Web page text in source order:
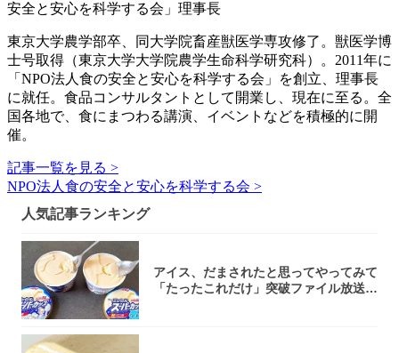
安全と安心を科学する会」理事長
東京大学農学部卒、同大学院畜産獣医学専攻修了。獣医学博
士号取得（東京大学大学院農学生命科学研究科）。2011年に
「NPO法人食の安全と安心を科学する会」を創立、理事長
に就任。食品コンサルタントとして開業し、現在に至る。全
国各地で、食にまつわる講演、イベントなどを積極的に開
催。
記事一覧を見る >
NPO法人食の安全と安心を科学する会 >
人気記事ランキング
アイス、だまされたと思ってやってみて
「たったこれだけ」突破ファイル放送で